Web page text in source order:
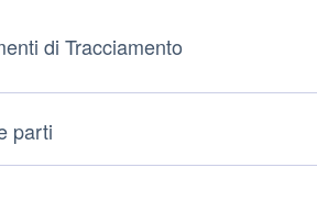
di Tracciamento
parti